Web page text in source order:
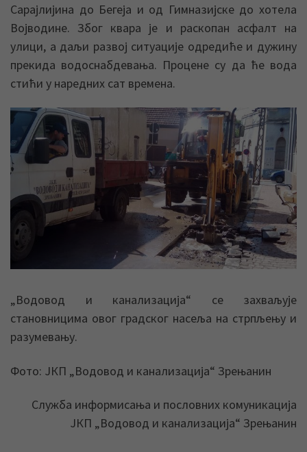
Сарајлијина до Бегеја и од Гимназијске до хотела
Војводине. Због квара је и раскопан асфалт на
улици, а даљи развој ситуације одредиће и дужину
прекида водоснабдевања. Процене су да ће вода
стићи у наредних сат времена.
„Водовод и канализација“ се захваљује
становницима овог градског насеља на стрпљењу и
разумевању.
Фото: ЈКП „Водовод и канализација“ Зрењанин
Служба информисања и пословних комуникација
ЈКП „Водовод и канализација“ Зрењанин